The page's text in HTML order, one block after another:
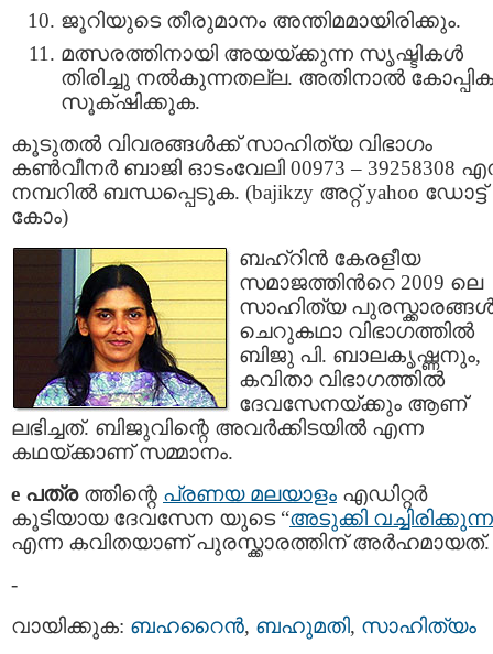
ജൂറിയുടെ തീരുമാനം അന്തിമമായിരിക്കും.
മത്സരത്തിനായി അയയ്ക്കുന്ന സൃഷ്ടികള്‍
തിരിച്ചു നല്‍കുന്നതല്ല. അതിനാല്‍
സൂക്‌ഷിക്കുക.
കൂടുതല്‍ വിവരങ്ങള്‍ക്ക്‌ സാഹിത്യ വിഭാഗം
കണ്‍‌വീനര്‍ ബാജി ഓടംവേലി 00973 – 39258308
നമ്പറില്‍ ബന്ധപ്പെടുക. (bajikzy അറ്റ്‌ yahoo ഡോട്ട്
കോം)
ബഹ്റിന്‍ കേരളീയ
സമാജത്തിന്‍റെ 2009 ലെ
സാഹിത്യ
ചെറുകഥാ വിഭാഗത്തില്‍
ബിജു പി. ബാലകൃഷ്ണനും,
കവിതാ വിഭാഗത്തില്‍
ദേവസേനയ്ക്കും ആണ്
ലഭിച്ചത്. ബിജുവിന്റെ അവര്‍ക്കിടയില്‍ എന്ന
കഥയ്ക്കാണ് സമ്മാനം.
e പത്രത്തിന്റെ പ്രണയ മലയാളം എഡിറ്റര്‍
കൂടിയായ ദേവസേന യുടെ “അടുക്കി
എന്ന കവിതയാണ് പുരസ്ക്കാരത്തിന് അര്‍ഹമായത്.
-
വായിക്കുക: ബഹറൈന്‍, ബഹുമതി, സാഹിത്യം